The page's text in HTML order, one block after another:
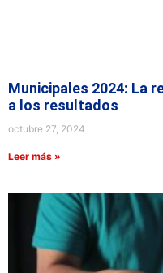
Municipales 2024: La
a los resultados
octubre 27, 2024
Leer más »